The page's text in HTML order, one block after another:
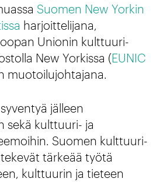
Suomen New Yorkin
harjoittelijana,
Unionin kulttuuri-
New Yorkissa (EUNIC
muotoilujohtajana.
jälleen
sekä kulttuuri- ja
Suomen kulttuuri-
tärkeää työtä
kulttuurin ja tieteen